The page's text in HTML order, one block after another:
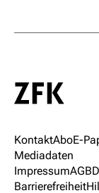
KontaktAboE-
Mediadaten
ImpressumAGB
Barrierefreiheit